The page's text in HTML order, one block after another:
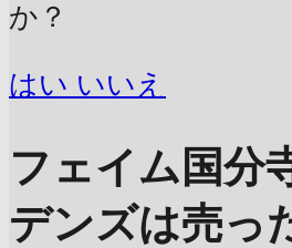
か？
はい いいえ
フェイム国分
デンズは売っ